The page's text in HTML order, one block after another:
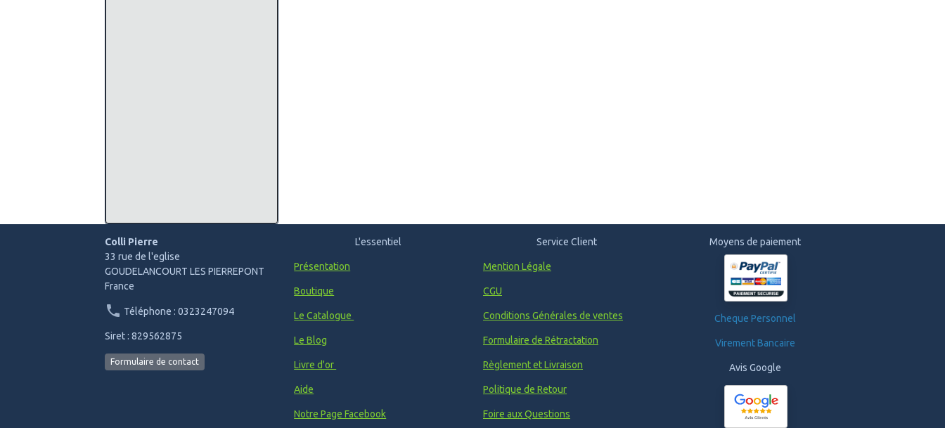
Colli Pierre
33 rue de l'eglise
GOUDELANCOURT LES PIERREPONT
France
Téléphone : 0323247094
Siret : 829562875
Formulaire de contact
L'essentiel
Présentation
Boutique
Le Catalogue
Le Blog
Livre d'or
Aide
Notre Page Facebook
Service Client
Mention Légale
CGU
Conditions Générales de ventes
Formulaire de Rétractation
Règlement et Livraison
Politique de Retour
Foire aux Questions
Moyens de paiement
Cheque Personnel
Virement Bancaire
Avis Google